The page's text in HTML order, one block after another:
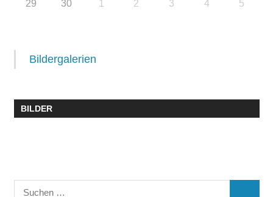
29 30 1 2 3 4 5
Bildergalerien
BILDER
Suchen